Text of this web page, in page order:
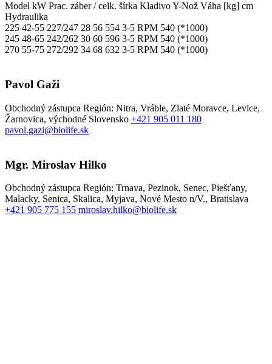
Model kW Prac. záber / celk. šírka KladivoY-Nož Váha [kg] cm
Hydraulika
225 42-55 227/247 28 56 554 3-5 RPM 540 (*1000)
245 48-65 242/262 30 60 596 3-5 RPM 540 (*1000)
270 55-75 272/292 34 68 632 3-5 RPM 540 (*1000)
Pavol Gaži
Obchodný zástupca Región: Nitra, Vráble, Zlaté Moravce, Levice,
Žarnovica, východné Slovensko +421 905 011 180
pavol.gazi@biolife.sk
Mgr. Miroslav Hilko
Obchodný zástupca Región: Trnava, Pezinok, Senec, Piešťany,
Malacky, Senica, Skalica, Myjava, Nové Mesto n/V., Bratislava
+421 905 775 155 miroslav.hilko@biolife.sk